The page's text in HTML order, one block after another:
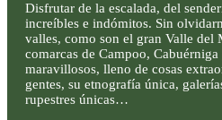
Disfrutar de la escalada, del
increíbles e indómitos. Sin
valles, como son el gran Valle del
comarcas de Campoo,
maravillosos, lleno de cosas
gentes, su etnografía única,
rupestres únicas…